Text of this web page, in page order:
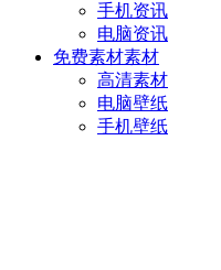
手机资讯
电脑资讯
免费素材素材
高清素材
电脑壁纸
手机壁纸